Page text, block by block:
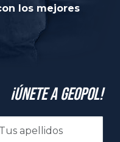
los mejores
¡Únete a GeoPol!